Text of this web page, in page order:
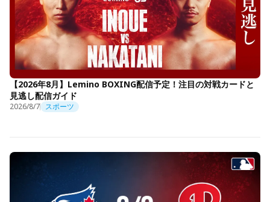
【2026年8月】Lemino BOXING配信予定！注目の対戦カードと
見逃し配信ガイド
2026/8/7 スポーツ